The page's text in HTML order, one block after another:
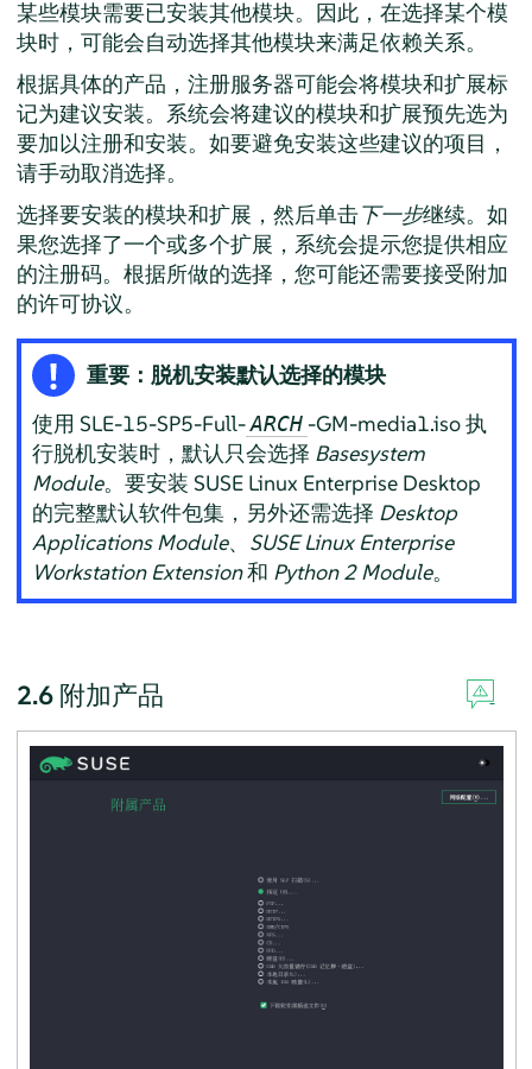
某些模块需要已安装其他模块。因此，在选择某个模
块时，可能会自动选择其他模块来满足依赖关系。
根据具体的产品，注册服务器可能会将模块和扩展标
记为建议安装。系统会将建议的模块和扩展预先选为
要加以注册和安装。如要避免安装这些建议的项目，
请手动取消选择。
选择要安装的模块和扩展，然后单击下一步继续。如
果您选择了一个或多个扩展，系统会提示您提供相应
的注册码。根据所做的选择，您可能还需要接受附加
的许可协议。
重要：脱机安装默认选择的模块
使用 SLE-15-SP5-Full-ARCH -GM-media1.iso 执
行脱机安装时，默认只会选择 Basesystem
Module。要安装 SUSE Linux Enterprise Desktop
的完整默认软件包集，另外还需选择 Desktop
Applications Module、 SUSE Linux Enterprise
Workstation Extension和 Python 2 Module。
2.6 附加产品